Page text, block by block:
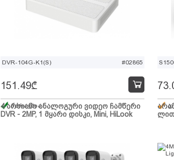
DVR-104G-K1(S) #02865
4 არხიანი ანალოგური ვიდეო ჩამწერი
DVR - 2MP, 1 მყარი დისკი, Mini, HiLook
151.49₾
მარაგშია